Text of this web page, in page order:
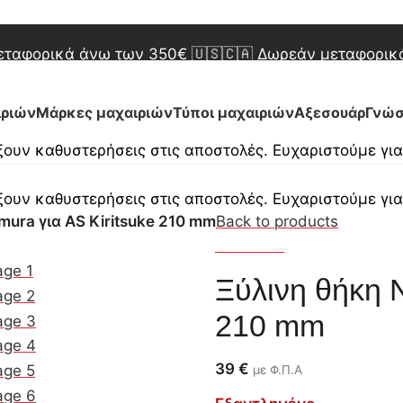
άνω των 350€ 🇺🇸🇨🇦 Δωρεάν
Μάρκες μαχαιριώνΤύποι μαχαιριώνΑξεσουάρ
καθυστερήσεις στις αποστολές. Ευχαριστούμε
καθυστερήσεις στις αποστολές. Ευχαριστούμε
για AS Kiritsuke 210 mmBack to products
Ξύλινη θήκη
210 mm
39 € με Φ.Π.Α